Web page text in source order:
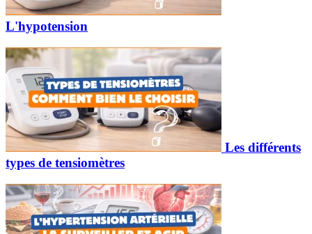
L'hypotension
Les différents
types de tensiomètres